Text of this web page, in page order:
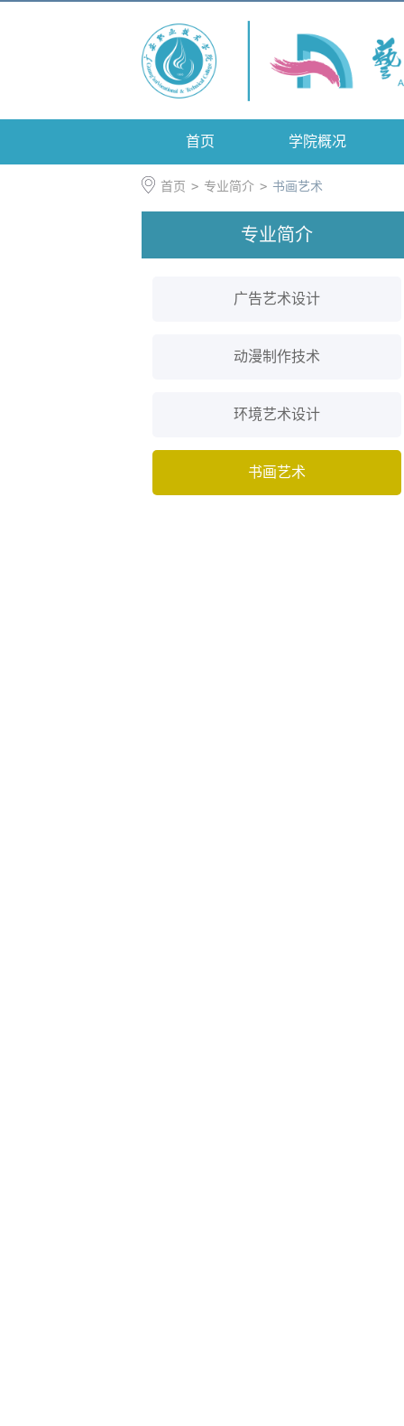
首页 学院概况
首页 > 专业简介 > 书画艺术
专业简介
广告艺术设计
动漫制作技术
环境艺术设计
书画艺术